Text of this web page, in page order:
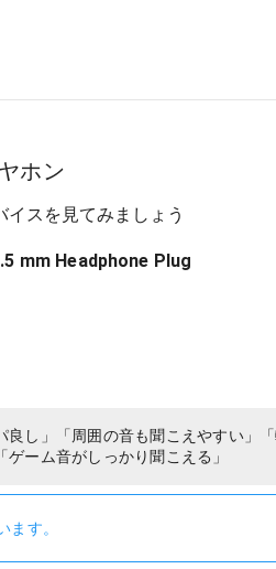
ホン
スを見てみましょう
mm Headphone Plug
し」「周囲の音も聞こえやすい」「
ーム音がしっかり聞こえる」
す。